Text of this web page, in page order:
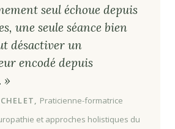
seul échoue depuis
une seule séance bien
désactiver un
encodé depuis
»
Praticienne-formatrice
et approches holistiques du